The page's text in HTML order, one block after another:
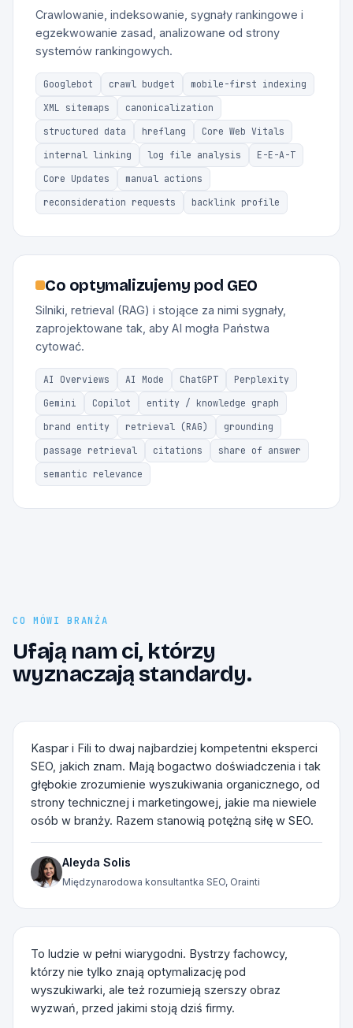
Crawlowanie, indeksowanie, sygnały rankingowe i
egzekwowanie zasad, analizowane od strony
systemów rankingowych.
Googlebot crawl budget
mobile-first indexing
XML sitemaps
canonicalization
structured data
hreflang
Core Web Vitals
internal linking
log file analysis
E-E-A-T
Core Updates
manual actions
reconsideration requests
backlink profile
Co optymalizujemy pod GEO
Silniki, retrieval (RAG) i stojące za nimi sygnały,
zaprojektowane tak, aby AI mogła Państwa
cytować.
AI Overviews AI Mode ChatGPT
Perplexity
Gemini
Copilot
entity / knowledge graph
brand entity
retrieval (RAG)
grounding
passage retrieval
citations
share of answer
semantic relevance
CO MÓWI BRANŻA
Ufają nam ci, którzy
wyznaczają standardy.
Kaspar i Fili to dwaj najbardziej kompetentni eksperci
SEO, jakich znam. Mają bogactwo doświadczenia i tak
głębokie zrozumienie wyszukiwania organicznego, od
strony technicznej i marketingowej, jakie ma niewiele
osób w branży. Razem stanowią potężną siłę w SEO.
Aleyda Solis
Międzynarodowa konsultantka SEO, Orainti
To ludzie w pełni wiarygodni. Bystrzy fachowcy,
którzy nie tylko znają optymalizację pod
wyszukiwarki, ale też rozumieją szerszy obraz
wyzwań, przed jakimi stoją dziś firmy.